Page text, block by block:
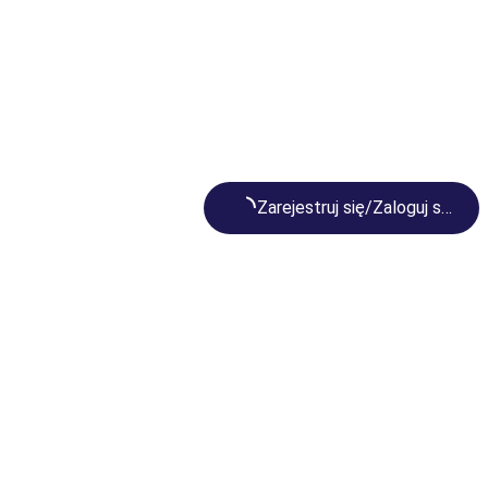
Loading...
Zarejestruj się/Zaloguj się